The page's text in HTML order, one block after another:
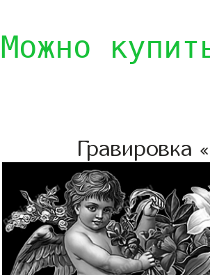
Можно
Гравировка